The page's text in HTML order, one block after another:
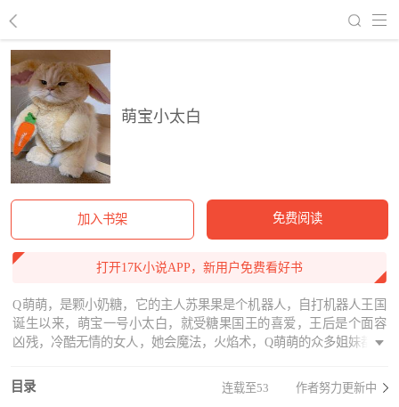
萌宝小太白
加入书架 免费阅读
打开17K小说APP，新用户免费看好书
Q萌萌，是颗小奶糖，它的主人苏果果是个机器人，自打机器人王国
诞生以来，萌宝一号小太白，就受糖果国王的喜爱，王后是个面容
凶残，冷酷无情的女人，她会魔法，火焰术，Q萌萌的众多姐妹都丧
有颗水晶石，得此石着能穿越时空之力，王后在大臣麦芽糖朱古力
的奸计下，派黑暗史者毒害了国王的母亲黑莓太后，传说里面恶毒
目录 连载至53 作者努力更新中